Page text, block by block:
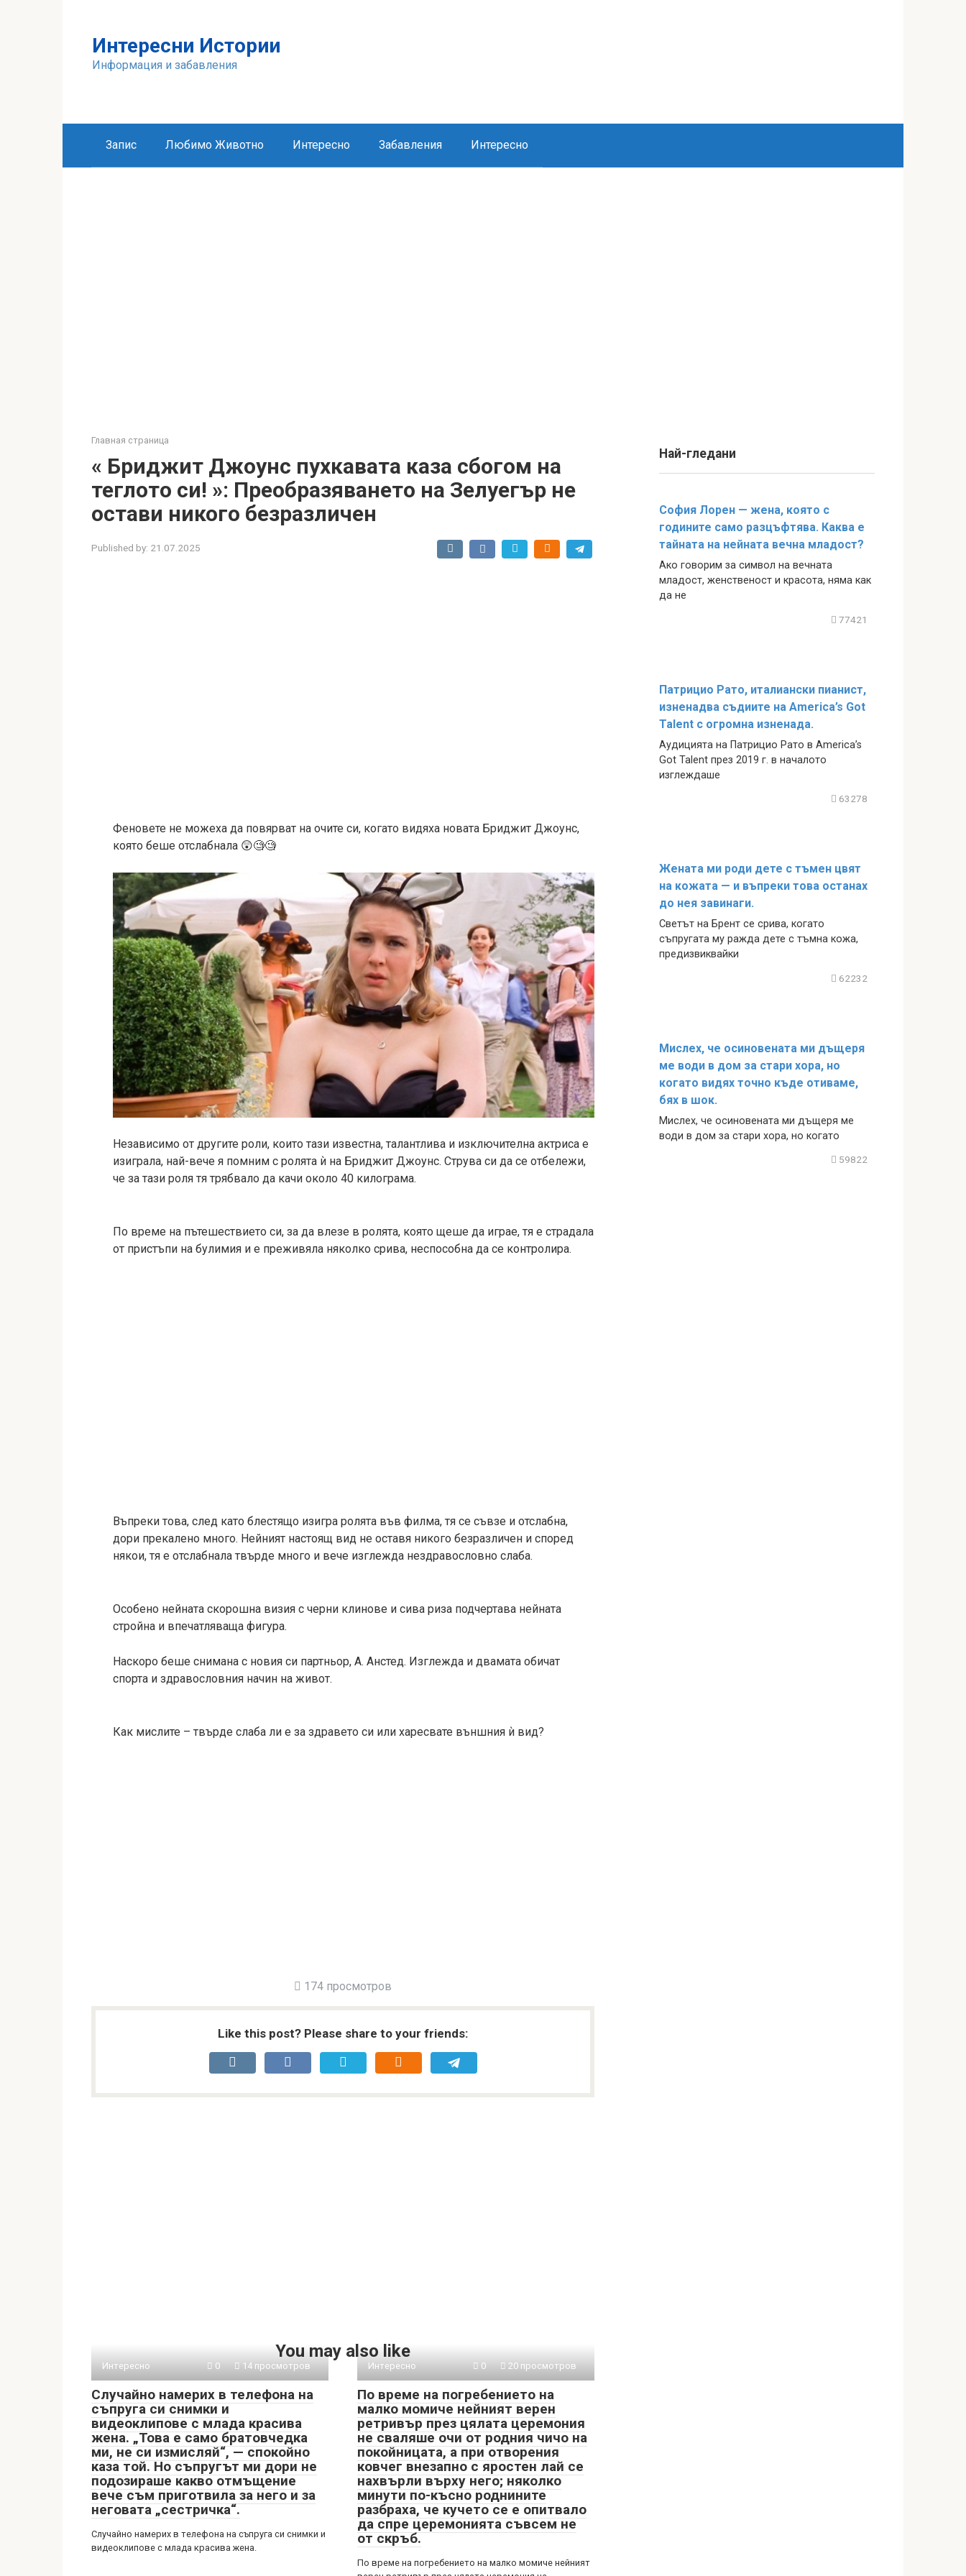
Интересни Истории
Информация и забавления
Запис Любимо Животно Интересно Забавления Интересно
Главная страница
« Бриджит Джоунс пухкавата каза сбогом на
теглото си! »: Преобразяването на Зелуегър не
остави никого безразличен
Published by: 21.07.2025
Феновете не можеха да повярват на очите си, когато видяха новата Бриджит Джоунс,
която беше отслабнала 😲🧐🧐
Независимо от другите роли, които тази известна, талантлива и изключителна актриса е
изиграла, най-вече я помним с ролята ѝ на Бриджит Джоунс. Струва си да се отбележи,
че за тази роля тя трябвало да качи около 40 килограма.
По време на пътешествието си, за да влезе в ролята, която щеше да играе, тя е страдала
от пристъпи на булимия и е преживяла няколко срива, неспособна да се контролира.
Въпреки това, след като блестящо изигра ролята във филма, тя се съвзе и отслабна,
дори прекалено много. Нейният настоящ вид не оставя никого безразличен и според
някои, тя е отслабнала твърде много и вече изглежда нездравословно слаба.
Особено нейната скорошна визия с черни клинове и сива риза подчертава нейната
стройна и впечатляваща фигура.
Наскоро беше снимана с новия си партньор, А. Анстед. Изглежда и двамата обичат
спорта и здравословния начин на живот.
Как мислите – твърде слаба ли е за здравето си или харесвате външния ѝ вид?
174 просмотров
Like this post? Please share to your friends:
You may also like
Интересно 0 14 просмотров
Случайно намерих в телефона на
съпруга си снимки и
видеоклипове с млада красива
жена. „Това е само братовчедка
ми, не си измисляй“, — спокойно
каза той. Но съпругът ми дори не
подозираше какво отмъщение
вече съм приготвила за него и за
неговата „сестричка“.
Случайно намерих в телефона на съпруга си снимки и
видеоклипове с млада красива жена.
Интересно 0 20 просмотров
По време на погребението на
малко момиче нейният верен
ретривър през цялата церемония
не сваляше очи от родния чичо на
покойницата, а при отворения
ковчег внезапно с яростен лай се
нахвърли върху него; няколко
минути по-късно роднините
разбраха, че кучето се е опитвало
да спре церемонията съвсем не
от скръб.
По време на погребението на малко момиче нейният
Най-гледани
София Лорен — жена, която с
годините само разцъфтява. Каква е
тайната на нейната вечна младост?
Ако говорим за символ на вечната
младост, женственост и красота, няма как
да не
77421
Патрицио Рато, италиански пианист,
изненадва съдиите на America’s Got
Talent с огромна изненада.
Аудицията на Патрицио Рато в America’s
Got Talent през 2019 г. в началото
изглеждаше
63278
Жената ми роди дете с тъмен цвят
на кожата — и въпреки това останах
до нея завинаги.
Светът на Брент се срива, когато
съпругата му ражда дете с тъмна кожа,
предизвиквайки
62232
Мислех, че осиновената ми дъщеря
ме води в дом за стари хора, но
когато видях точно къде отиваме,
бях в шок.
Мислех, че осиновената ми дъщеря ме
води в дом за стари хора, но когато
59822